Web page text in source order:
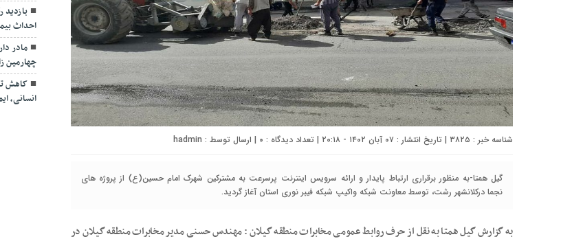
شناسه خبر : ۳۸۲۵ | تاریخ انتشار : ۰۷ آبان ۱۴۰۲ - ۲۰:۱۸ | تعداد دیدگاه : ۰ | ارسال توسط : hadmin
گیل همتا-به منظور برقراری ارتباط پایدار و ارائه سرویس اینترنت پرسرعت به مشترکین شهرک امام حسین(ع) از پروژه های
نجما درکلانشهر رشت، توسط معاونت شبکه واکیپ شبکه فیبر نوری استان آغاز گردید.
به گزارش گیل همتا به نقل از حرف روابط عمومی مخابرات منطقه گیلان : مهندس حسنی مدیر مخابرات منطقه گیلان در
بازدید
احداث بیمارستان
مادر
چهارمین
کاهش
انسانی،